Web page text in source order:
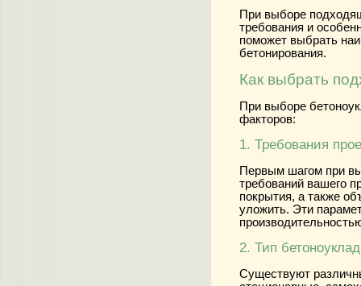
При выборе
требования и
поможет выбрать
бетонирования.
Как выбрать
При выборе
факторов:
1. Требования
Первым шагом при
требований вашего
покрытия, а также
уложить. Эти
2. Тип
Существуют